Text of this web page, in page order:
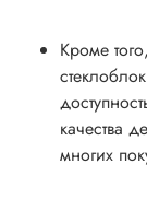
Кроме
качества
многих